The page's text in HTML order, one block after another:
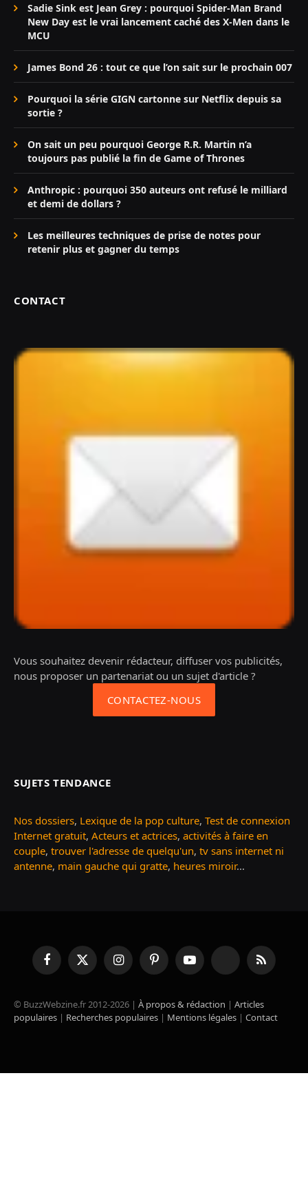
Sadie Sink est Jean Grey : pourquoi Spider-Man Brand
New Day est le vrai lancement caché des X-Men dans le
MCU
James Bond 26 : tout ce que l’on sait sur le prochain 007
Pourquoi la série GIGN cartonne sur Netflix depuis sa
sortie ?
On sait un peu pourquoi George R.R. Martin n’a
toujours pas publié la fin de Game of Thrones
Anthropic : pourquoi 350 auteurs ont refusé le milliard
et demi de dollars ?
Les meilleures techniques de prise de notes pour
retenir plus et gagner du temps
CONTACT
Vous souhaitez devenir rédacteur, diffuser vos publicités,
nous proposer un partenariat ou un sujet d'article ?
CONTACTEZ-NOUS
SUJETS TENDANCE
Nos dossiers, Lexique de la pop culture, Test de connexion
Internet gratuit, Acteurs et actrices, activités à faire en
couple, trouver l'adresse de quelqu'un, tv sans internet ni
antenne, main gauche qui gratte, heures miroir...
FacebookX
(Twitter)
InstagramPinterestYouTube TikTok RSS
© BuzzWebzine.fr 2012-2026 | À propos & rédaction | Articles
populaires | Recherches populaires | Mentions légales | Contact